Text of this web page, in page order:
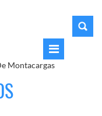
Montacargas